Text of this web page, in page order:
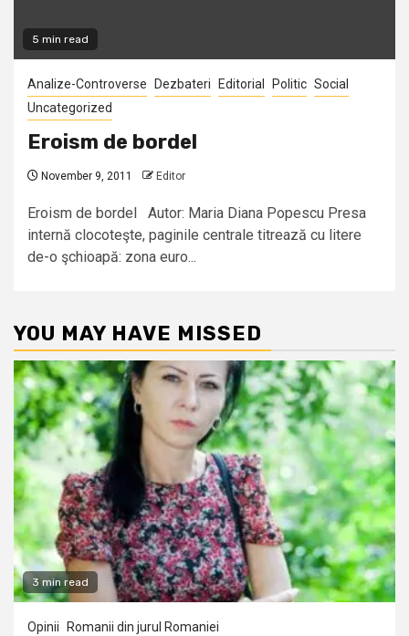
5 min read
Analize-Controverse Dezbateri Editorial Politic Social
Uncategorized
Eroism de bordel
November 9, 2011 Editor
Eroism de bordel Autor: Maria Diana Popescu Presa
internă clocoteşte, paginile centrale titrează cu litere
de-o şchioapă: zona euro...
YOU MAY HAVE MISSED
3 min read
Opinii Romanii din jurul Romaniei